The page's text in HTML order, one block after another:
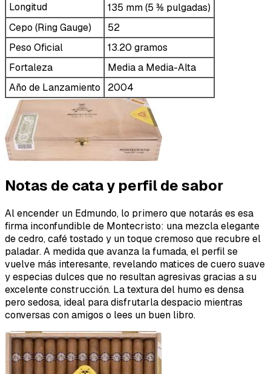
Longitud
135 mm (5 ⅜ pulgadas)
Cepo (Ring Gauge)
52
Peso Oficial
13.20 gramos
Fortaleza
Media a Media-Alta
Año de Lanzamiento
2004
Notas de cata y perfil de sabor
Al encender un Edmundo, lo primero que notarás es esa
firma inconfundible de Montecristo: una mezcla elegante
de cedro, café tostado y un toque cremoso que recubre el
paladar. A medida que avanza la fumada, el perfil se
vuelve más interesante, revelando matices de cuero suave
y especias dulces que no resultan agresivas gracias a su
excelente construcción. La textura del humo es densa
pero sedosa, ideal para disfrutarla despacio mientras
conversas con amigos o lees un buen libro.